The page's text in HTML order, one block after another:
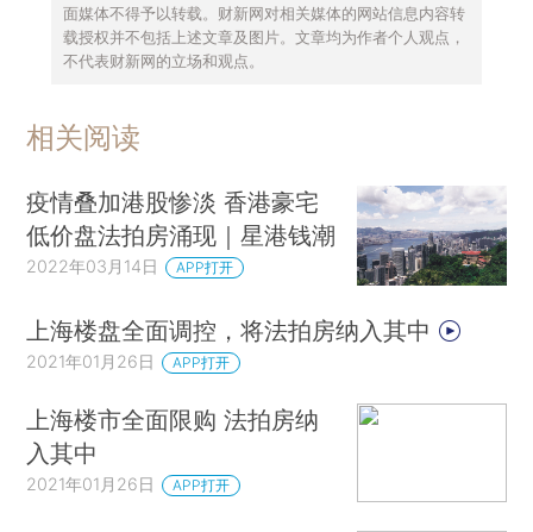
面媒体不得予以转载。财新网对相关媒体的网站信息内容转
载授权并不包括上述文章及图片。文章均为作者个人观点，
不代表财新网的立场和观点。
相关阅读
疫情叠加港股惨淡 香港豪宅
低价盘法拍房涌现｜星港钱潮
2022年03月14日 APP打开
上海楼盘全面调控，将法拍房纳入其中
2021年01月26日 APP打开
上海楼市全面限购 法拍房纳
入其中
2021年01月26日 APP打开